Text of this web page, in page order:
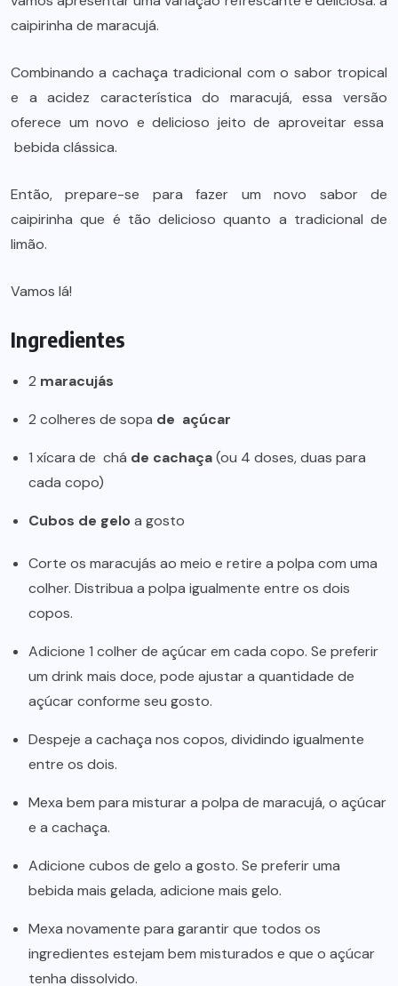
caipirinha de maracujá.
Combinando a cachaça tradicional com o sabor tropical
e a acidez característica do maracujá, essa versão
oferece um novo e delicioso jeito de aproveitar essa
bebida clássica.
Então, prepare-se para fazer um novo sabor de
caipirinha que é tão delicioso quanto a tradicional de
limão.
Vamos lá!
Ingredientes
2 maracujás
2 colheres de sopa de açúcar
1 xícara de chá de cachaça(ou 4 doses, duas para
cada copo)
Cubos de geloa gosto
Corte os maracujás ao meio e retire a polpa com uma
colher. Distribua a polpa igualmente entre os dois
copos.
Adicione 1 colher de açúcar em cada copo. Se preferir
um drink mais doce, pode ajustar a quantidade de
açúcar conforme seu gosto.
Despeje a cachaça nos copos, dividindo igualmente
entre os dois.
Mexa bem para misturar a polpa de maracujá, o açúcar
e a cachaça.
Adicione cubos de gelo a gosto. Se preferir uma
bebida mais gelada, adicione mais gelo.
Mexa novamente para garantir que todos os
ingredientes estejam bem misturados e que o açúcar
tenha dissolvido.